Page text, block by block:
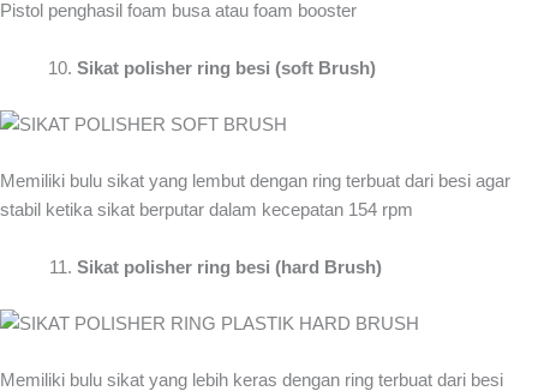
Pistol penghasil foam busa atau foam booster
Sikat polisher ring besi (soft Brush)
Memiliki bulu sikat yang lembut dengan ring terbuat dari besi agar
stabil ketika sikat berputar dalam kecepatan 154 rpm
Sikat polisher ring besi (hard Brush)
Memiliki bulu sikat yang lebih keras dengan ring terbuat dari besi